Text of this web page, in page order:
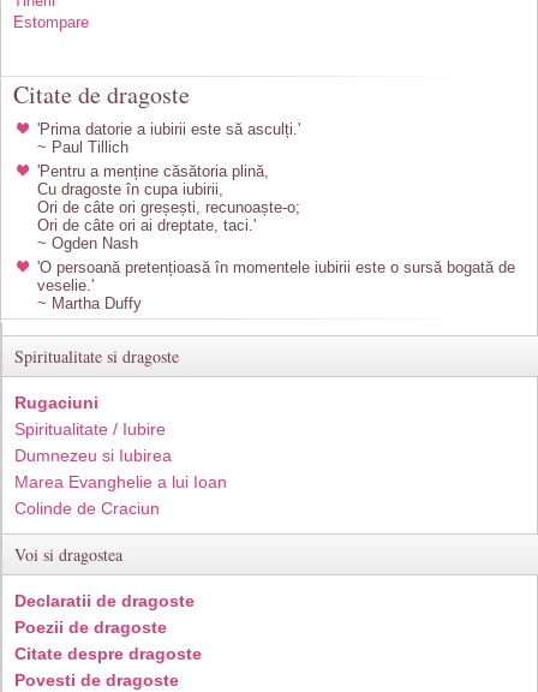
Estompare
Citate de dragoste
'Prima datorie a iubirii este să asculți.'
~ Paul Tillich
'Pentru a menține căsătoria plină,
Cu dragoste în cupa iubirii,
Ori de câte ori greșești, recunoaște-o;
Ori de câte ori ai dreptate, taci.'
~ Ogden Nash
'O persoană pretențioasă în momentele iubirii este o sursă bogată de
veselie.'
~ Martha Duffy
Spiritualitate si dragoste
Rugaciuni
Spiritualitate / Iubire
Dumnezeu si Iubirea
Marea Evanghelie a lui Ioan
Colinde de Craciun
Voi si dragostea
Declaratii de dragoste
Poezii de dragoste
Citate despre dragoste
Povesti de dragoste